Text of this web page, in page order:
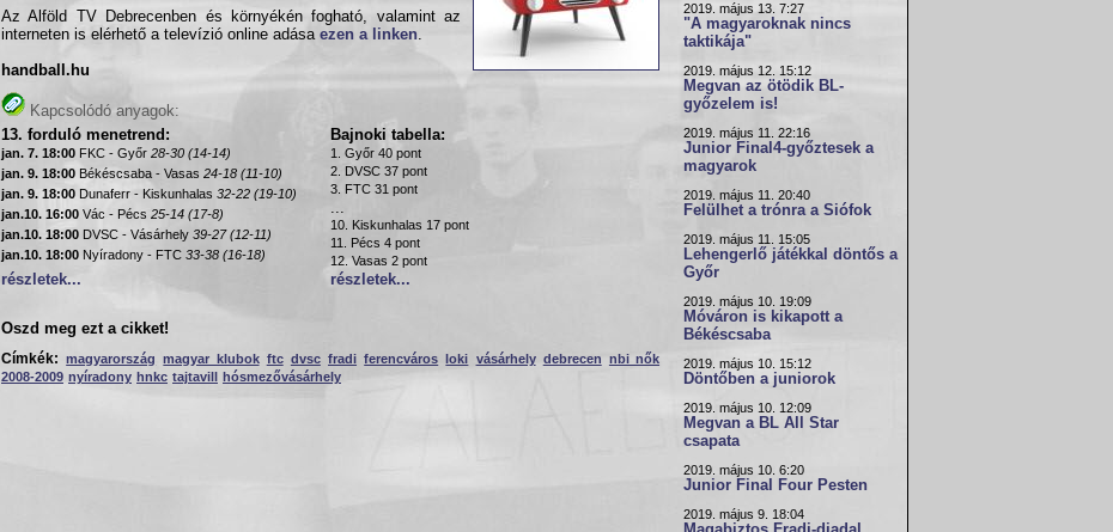
Az Alföld TV Debrecenben és környékén fogható, valamint az
interneten is elérhető a televízió online adása ezen a linken
handball.hu
Kapcsolódó anyagok:
13. forduló menetrend:
jan. 7. 18:00 FKC - Győr 28-30 (14-14)
jan. 9. 18:00 Békéscsaba - Vasas 24-18 (11-10)
jan. 9. 18:00 Dunaferr - Kiskunhalas 32-22 (19-10)
jan.10. 16:00 Vác - Pécs 25-14 (17-8)
jan.10. 18:00 DVSC - Vásárhely 39-27 (12-11)
jan.10. 18:00 Nyíradony - FTC 33-38 (16-18)
részletek...
Bajnoki tabella:
1. Győr 40 pont
2. DVSC 37 pont
3. FTC 31 pont
10. Kiskunhalas 17 pont
11. Pécs 4 pont
12. Vasas 2 pont
részletek...
Oszd meg ezt a cikket!
Címkék: magyarország magyar klubok ftc dvsc fradi ferencváros loki vásárhely debrecen nbi nők
2008-2009 nyíradony hnkc tajtavill hósmezővásárhely
2019. május 13. 7:27
"A magyaroknak nincs
taktikája"
2019. május 12. 15:12
Megvan az ötödik BL-
győzelem is!
2019. május 11. 22:16
Junior Final4-győztesek a
magyarok
2019. május 11. 20:40
Felülhet a trónra a Siófok
2019. május 11. 15:05
Lehengerlő játékkal döntős a
Győr
2019. május 10. 19:09
Móváron is kikapott a
Békéscsaba
2019. május 10. 15:12
Döntőben a juniorok
2019. május 10. 12:09
Megvan a BL All Star
csapata
2019. május 10. 6:20
Junior Final Four Pesten
2019. május 9. 18:04